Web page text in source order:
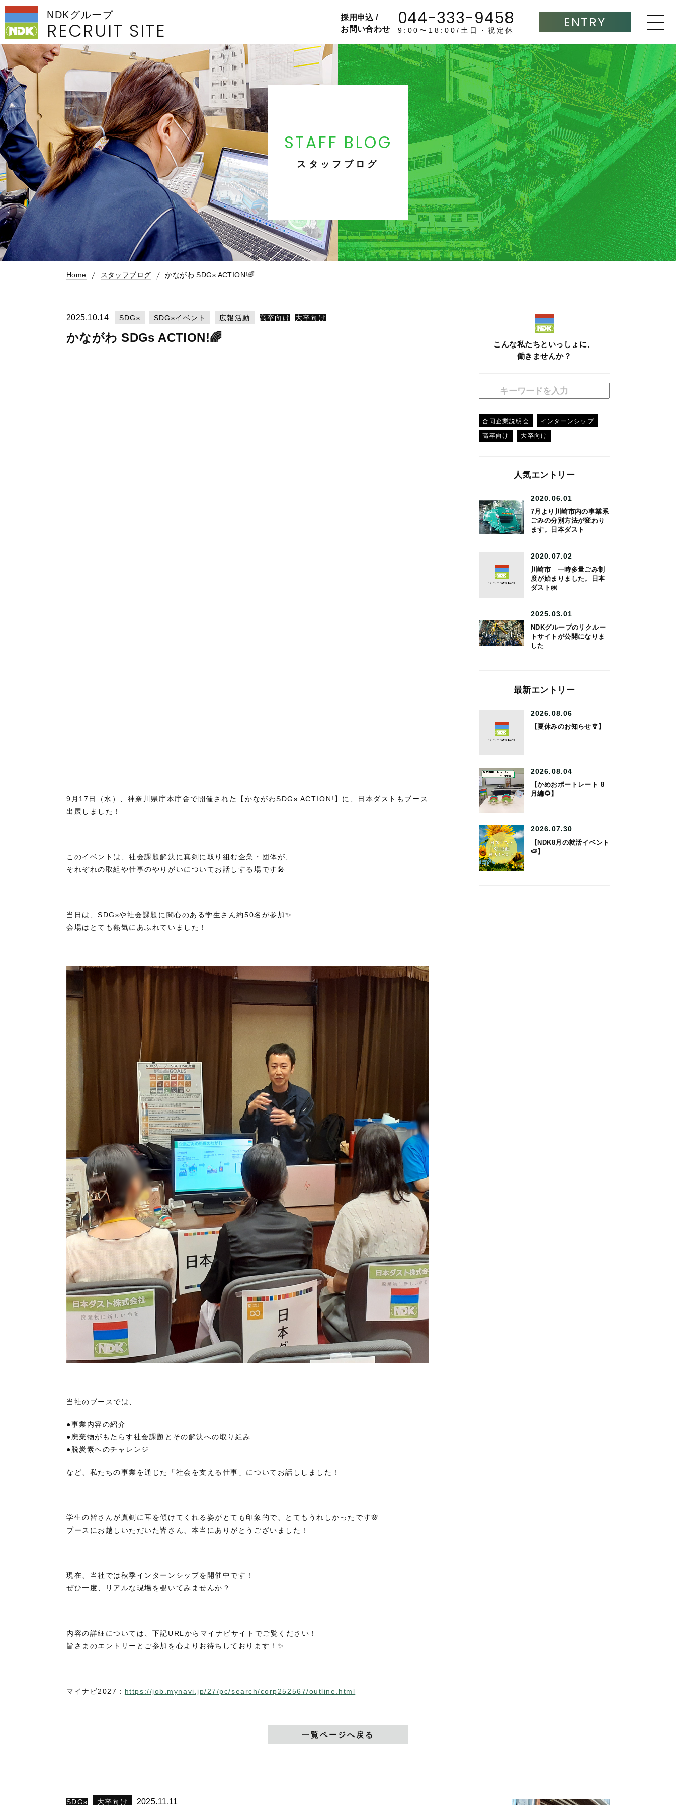
NDKグループ
RECRUIT SITE
採用申込 /
お問い合わせ
044-333-9458
9:00〜18:00/土日・祝定休 ENTRY
STAFF BLOG
スタッフブログ
Home スタッフブログ かながわ SDGs ACTION!🌈
2025.10.14 SDGs SDGsイベント 広報活動 高卒向け 大卒向け
かながわ SDGs ACTION!🌈
9月17日（水）、神奈川県庁本庁舎で開催された【かながわSDGs ACTION!】に、日本ダストもブース
出展しました！
このイベントは、社会課題解決に真剣に取り組む企業・団体が、
それぞれの取組や仕事のやりがいについてお話しする場です🎤
当日は、SDGsや社会課題に関心のある学生さん約50名が参加✨
会場はとても熱気にあふれていました！
当社のブースでは、
●事業内容の紹介
●廃棄物がもたらす社会課題とその解決への取り組み
●脱炭素へのチャレンジ
など、私たちの事業を通じた「社会を支える仕事」についてお話ししました！
学生の皆さんが真剣に耳を傾けてくれる姿がとても印象的で、とてもうれしかったです🌸
ブースにお越しいただいた皆さん、本当にありがとうございました！
現在、当社では秋季インターンシップを開催中です！
ぜひ一度、リアルな現場を覗いてみませんか？
内容の詳細については、下記URLからマイナビサイトでご覧ください！
皆さまのエントリーとご参加を心よりお待ちしております！✨
マイナビ2027： https://job.mynavi.jp/27/pc/search/corp252567/outline.html
こんな私たちといっしょに、
働きませんか？
合同企業説明会 インターンシップ
高卒向け 大卒向け
人気エントリー
2020.06.01
7月より川崎市内の事業系
ごみの分別方法が変わり
ます。日本ダスト
2020.07.02
川崎市 一時多量ごみ制
度が始まりました。日本
ダスト㈱
2025.03.01
NDKグループのリクルー
トサイトが公開になりま
した
最新エントリー
2026.08.06
【夏休みのお知らせ🎐】
2026.08.04
【かめおポートレート 8
月編🌻】
2026.07.30
【NDK8月の就活イベント
🍉】
一覧ページへ戻る
SDGs 大卒向け 2025.11.11